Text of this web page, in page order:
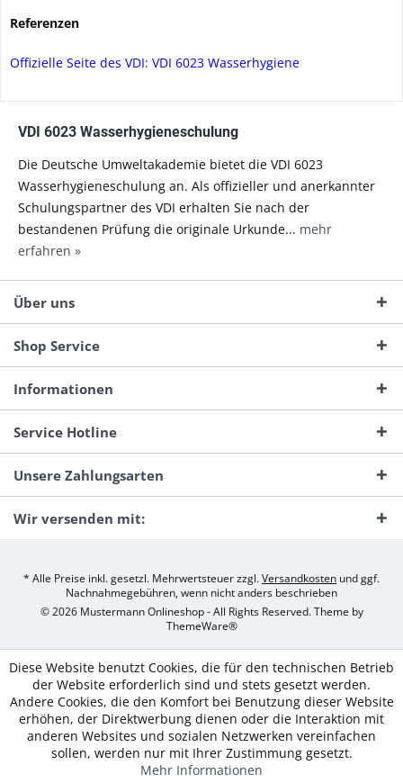
Referenzen
Offizielle Seite des VDI: VDI 6023 Wasserhygiene
VDI 6023 Wasserhygieneschulung
Die Deutsche Umweltakademie bietet die VDI 6023
Wasserhygieneschulung an. Als offizieller und anerkannter
Schulungspartner des VDI erhalten Sie nach der
bestandenen Prüfung die originale Urkunde... mehr
erfahren »
Über uns
Shop Service
Informationen
Service Hotline
Unsere Zahlungsarten
Wir versenden mit:
* Alle Preise inkl. gesetzl. Mehrwertsteuer zzgl.Versandkosten und ggf.
Nachnahmegebühren, wenn nicht anders beschrieben
© 2026 Mustermann Onlineshop - All Rights Reserved. Theme by
ThemeWare®
Diese Website benutzt Cookies, die für den technischen Betrieb
der Website erforderlich sind und stets gesetzt werden.
Andere Cookies, die den Komfort bei Benutzung dieser Website
erhöhen, der Direktwerbung dienen oder die Interaktion mit
anderen Websites und sozialen Netzwerken vereinfachen
sollen, werden nur mit Ihrer Zustimmung gesetzt.
Mehr Informationen